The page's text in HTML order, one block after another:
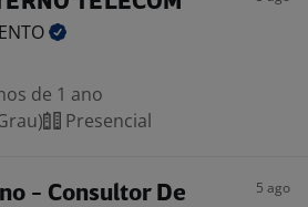
de 1 ano
Presencial
- Consultor De
5 ago